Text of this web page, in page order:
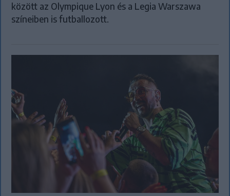
között az Olympique Lyon és a Legia Warszawa
színeiben is futballozott.